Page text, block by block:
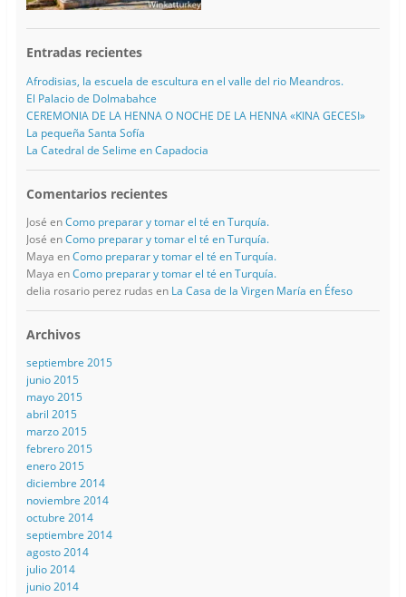
Entradas recientes
Afrodisias, la escuela de escultura en el valle del rio Meandros.
El Palacio de Dolmabahce
CEREMONIA DE LA HENNA O NOCHE DE LA HENNA «KINA GECESI»
La pequeña Santa Sofía
La Catedral de Selime en Capadocia
Comentarios recientes
José enComo preparar y tomar el té en Turquía.
José enComo preparar y tomar el té en Turquía.
Maya enComo preparar y tomar el té en Turquía.
Maya enComo preparar y tomar el té en Turquía.
delia rosario perez rudas en La Casa de la Virgen María en Éfeso
Archivos
septiembre 2015
junio 2015
mayo 2015
abril 2015
marzo 2015
febrero 2015
enero 2015
diciembre 2014
noviembre 2014
octubre 2014
septiembre 2014
agosto 2014
julio 2014
junio 2014